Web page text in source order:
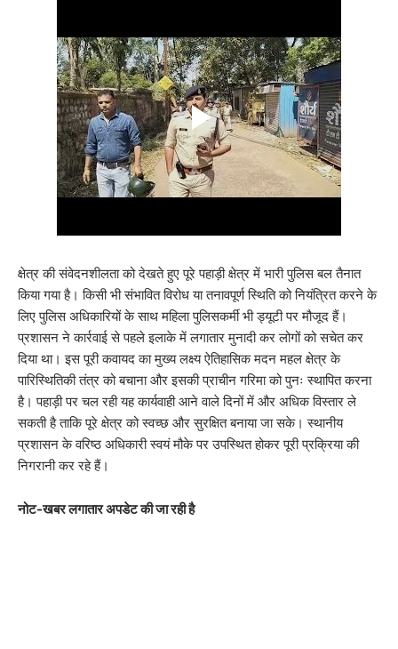
क्षेत्र की संवेदनशीलता को देखते हुए पूरे पहाड़ी क्षेत्र में भारी पुलिस बल तैनात
किया गया है। किसी भी संभावित विरोध या तनावपूर्ण स्थिति को नियंत्रित करने के
लिए पुलिस अधिकारियों के साथ महिला पुलिसकर्मी भी ड्यूटी पर मौजूद हैं।
प्रशासन ने कार्रवाई से पहले इलाके में लगातार मुनादी कर लोगों को सचेत कर
दिया था। इस पूरी कवायद का मुख्य लक्ष्य ऐतिहासिक मदन महल क्षेत्र के
पारिस्थितिकी तंत्र को बचाना और इसकी प्राचीन गरिमा को पुनः स्थापित करना
है। पहाड़ी पर चल रही यह कार्यवाही आने वाले दिनों में और अधिक विस्तार ले
सकती है ताकि पूरे क्षेत्र को स्वच्छ और सुरक्षित बनाया जा सके। स्थानीय
प्रशासन के वरिष्ठ अधिकारी स्वयं मौके पर उपस्थित होकर पूरी प्रक्रिया की
निगरानी कर रहे हैं।
नोट-खबर लगातार अपडेट की जा रही है